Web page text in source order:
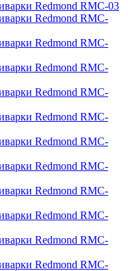
Redmond RMC-03
Redmond RMC-
Redmond RMC-
Redmond RMC-
Redmond RMC-
Redmond RMC-
Redmond RMC-
Redmond RMC-
Redmond RMC-
Redmond RMC-
Redmond RMC-
Redmond RMC-